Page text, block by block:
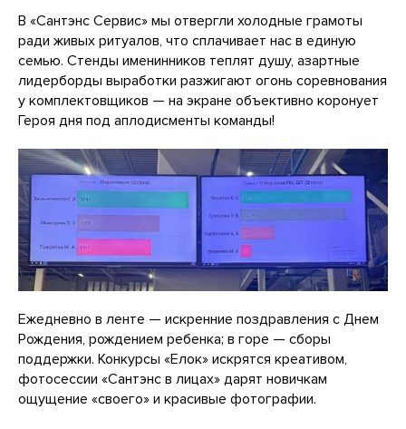
В «Сантэнс Сервис» мы отвергли холодные грамоты
ради живых ритуалов, что сплачивает нас в единую
семью. Стенды именинников теплят душу, азартные
лидерборды выработки разжигают огонь соревнования
у комплектовщиков — на экране объективно коронует
Героя дня под аплодисменты команды!
Ежедневно в ленте — искренние поздравления с Днем
Рождения, рождением ребенка; в горе — сборы
поддержки. Конкурсы «Елок» искрятся креативом,
фотосессии «Сантэнс в лицах» дарят новичкам
ощущение «своего» и красивые фотографии.